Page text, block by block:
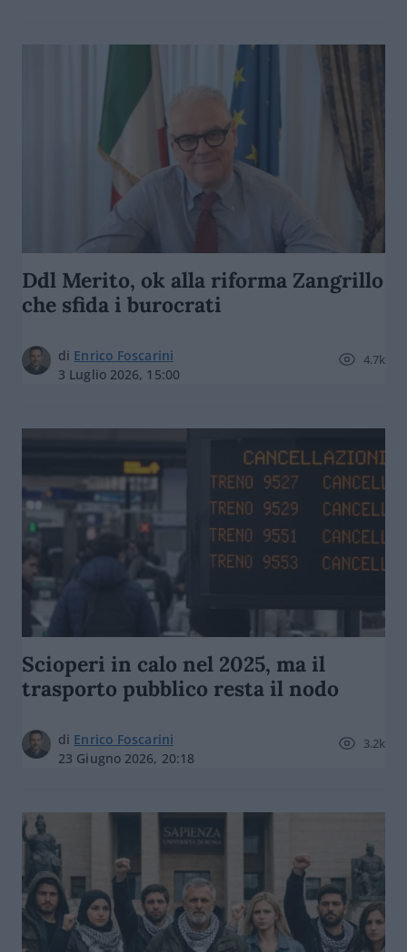
Ddl Merito, ok alla riforma Zangrillo
che sfida i burocrati
di Enrico Foscarini
3 Luglio 2026, 15:00
4.7k
Scioperi in calo nel 2025, ma il
trasporto pubblico resta il nodo
di Enrico Foscarini
23 Giugno 2026, 20:18
3.2k